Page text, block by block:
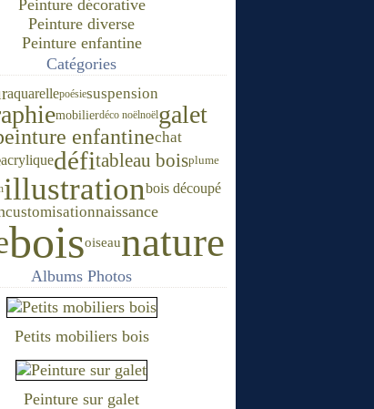
Peinture décorative
Peinture diverse
Peinture enfantine
Catégories
aquarellepoésiesuspension
mobilierdéco noëlnoëlgalet
enfantinechat
acryliquedéfitableau boisplume
illustrationbois découpé
customisationnaissance
boisoiseaunature
Albums Photos
Petits mobiliers bois
Peinture sur galet